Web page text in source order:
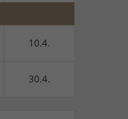
10.4.
30.4.